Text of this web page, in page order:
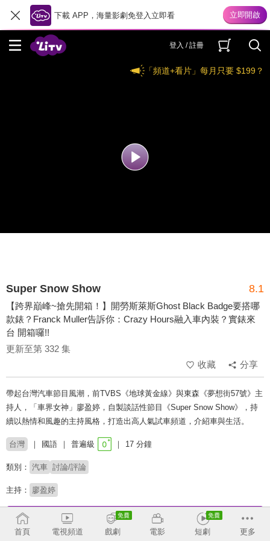
下載 APP，海量影劇免登入立即看
登入 / 註冊
「頻道+看片」每月只要 $199？
Super Snow Show 8.1
【跨界巔峰~搶先開箱！】開勞斯萊斯Ghost Black Badge要搭哪
款錶？Franck Muller告訴你：Crazy Hours融入車內裝？實錶來
台 開箱囉!!
更新至第 332 集
收藏
分享
帶起台灣汽車節目風潮，前TVBS《地球黃金線》與東森《夢想街57號》主
持人，「車界女神」廖盈婷，自製談話性節目《Super Snow Show》，持
續以熱情和風趣的主持風格，打造出高人氣試車頻道，介紹車與生活。
台灣 國語 普遍級 17 分鐘
類別： 汽車 討論/評論
主持： 廖盈婷
收回
首頁
電視頻道 戲劇 電影 短劇 更多